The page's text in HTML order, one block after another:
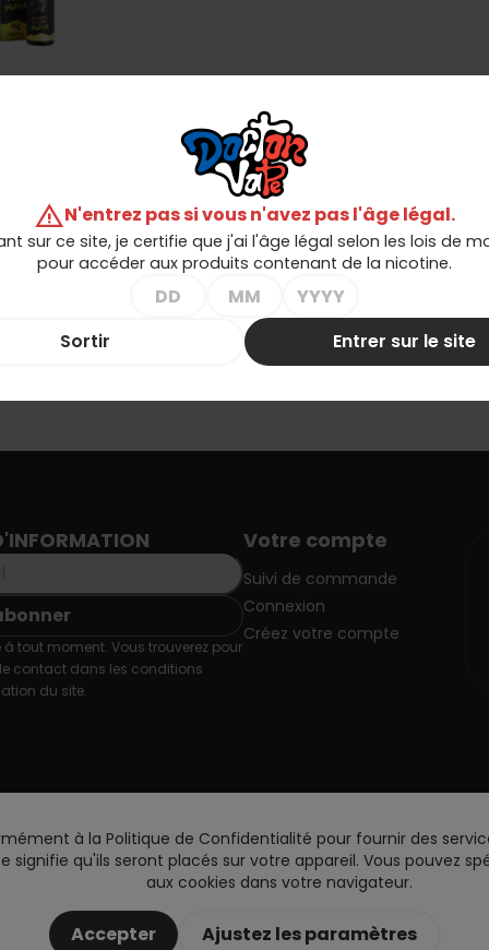
1-1 de 1 article(s)
à la Politique de Confidentialité pour fournir des
signifie qu'ils seront placés sur votre appareil. Vous pouvez
aux cookies dans votre navigateur.
Accepter Ajustez les paramètres
tout moment. Vous trouverez pour
contact dans les conditions
du site.
Votre compte
Suivi de commande
Connexion
Créez votre compte
warningN'entrez pas si vous n'avez pas l'âge légal.
sur ce site, je certifie que j'ai l'âge légal selon les lois de
pour accéder aux produits contenant de la nicotine.
Entrer sur le site
Sortir